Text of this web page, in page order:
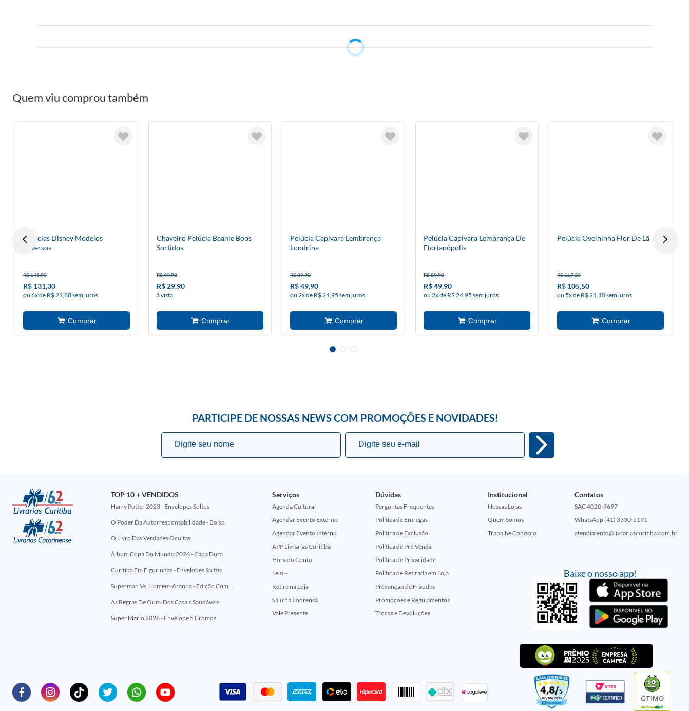
Quem viu comprou também
Pelúcias Disney Modelos
Diversos
R$ 145,90
R$ 131,30
ou 6x de R$ 21,88 sem juros
Chaveiro Pelúcia Beanie Boos
Sortidos
R$ 49,90
R$ 29,90
à vista
Pelúcia Capivara Lembrança
Londrina
R$ 89,90
R$ 49,90
ou 2x de R$ 24,95 sem juros
Pelúcia Capivara Lembrança De
Florianópolis
R$ 89,90
R$ 49,90
ou 2x de R$ 24,95 sem juros
Pelúcia Ovelhinha Flor De Lã
R$ 117,20
R$ 105,50
ou 5x de R$ 21,10 sem juros
PARTICIPE DE NOSSAS NEWS COM PROMOÇÕES E NOVIDADES!
Baixe o nosso app!
TOP 10 + VENDIDOS
Harry Potter 2023 - Envelopes Soltos
O Poder Da Autorresponsabilidade - Bolso
O Livro Das Verdades Ocultas
Álbum Copa Do Mundo 2026 - Capa Dura
Curitiba Em Figurinhas - Envelopes Soltos
Superman Vs. Homem-Aranha - Edição Comemorativa 50 Anos (Encontros Clássicos Dc E Marvel)
As Regras De Ouro Dos Casais Saudáveis
Super Mario 2026 - Envelope 5 Cromos
Serviços
Agenda Cultural
Agendar Evento Externo
Agendar Evento Interno
APP Livrarias Curitiba
Hora do Conto
Leio +
Retire na Loja
Saiu na Imprensa
Vale Presente
Dúvidas
Perguntas Frequentes
Política de Entregas
Política de Exclusão
Política de Pré-Venda
Política de Privacidade
Política de Retirada em Loja
Prevenção de Fraudes
Promoções e Regulamentos
Trocas e Devoluções
Institucional
Nossas Lojas
Quem Somos
Trabalhe Conosco
Contatos
SAC 4020-9697
WhatsApp (41) 3330-5191
atendimento@livrariascuritiba.com.br
ÓTIMO